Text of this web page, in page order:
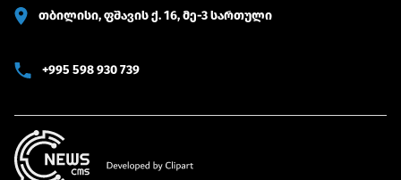
თბილისი, ფშავის ქ. 16, მე-3 სართული
+995 598 930 739